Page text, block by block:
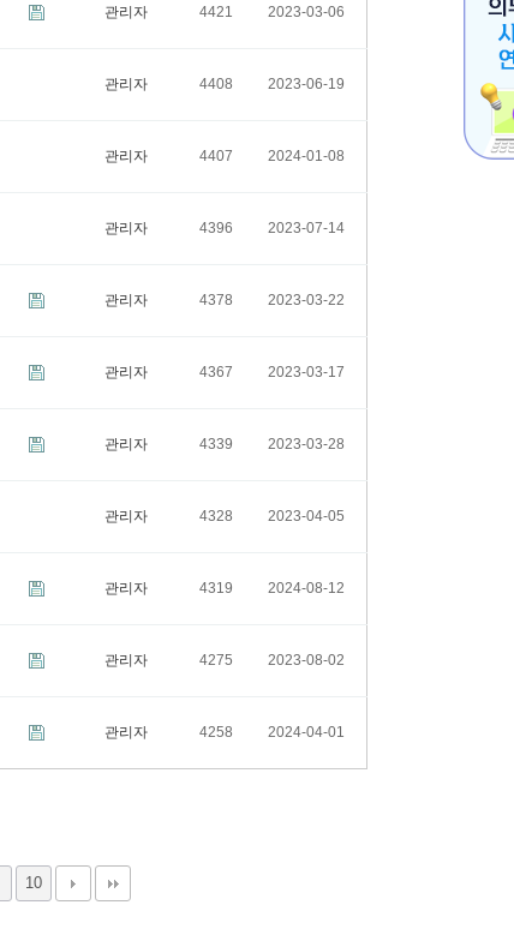
관리자 4421 2023-03-06
관리자 4408 2023-06-19
관리자 4407 2024-01-08
관리자 4396 2023-07-14
관리자 4378 2023-03-22
관리자 4367 2023-03-17
관리자 4339 2023-03-28
관리자 4328 2023-04-05
관리자 4319 2024-08-12
관리자 4275 2023-08-02
관리자 4258 2024-04-01
10